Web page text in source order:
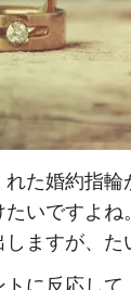
れた婚約指
いですよ
ますが、た
に反応し